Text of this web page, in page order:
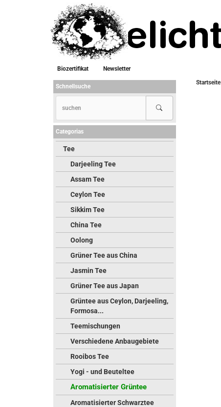
Biozertifikat
Newsletter
Startseite
Schnellsuche
Categorias
Tee
Darjeeling Tee
Assam Tee
Ceylon Tee
Sikkim Tee
China Tee
Oolong
Grüner Tee aus China
Jasmin Tee
Grüner Tee aus Japan
Grüntee aus Ceylon, Darjeeling,
Formosa...
Teemischungen
Verschiedene Anbaugebiete
Rooibos Tee
Yogi - und Beuteltee
Aromatisierter Grüntee
Aromatisierter Schwarztee